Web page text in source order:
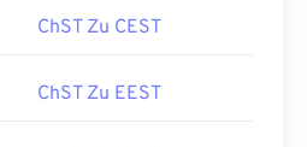
ChST Zu CEST
ChST Zu EEST